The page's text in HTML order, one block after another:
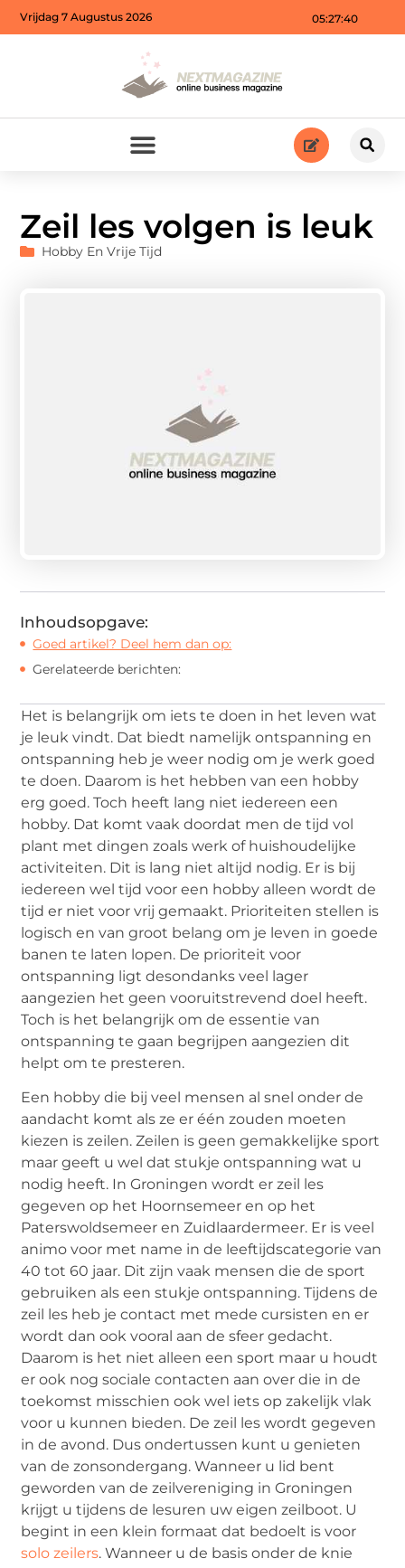
05:27:40
Vrijdag 7 Augustus 2026
Zeil les volgen is leuk
Hobby En Vrije Tijd
Inhoudsopgave:
Goed artikel? Deel hem dan op:
Gerelateerde berichten:
Het is belangrijk om iets te doen in het leven wat
je leuk vindt. Dat biedt namelijk ontspanning en
ontspanning heb je weer nodig om je werk goed
te doen. Daarom is het hebben van een hobby
erg goed. Toch heeft lang niet iedereen een
hobby. Dat komt vaak doordat men de tijd vol
plant met dingen zoals werk of huishoudelijke
activiteiten. Dit is lang niet altijd nodig. Er is bij
iedereen wel tijd voor een hobby alleen wordt de
tijd er niet voor vrij gemaakt. Prioriteiten stellen is
logisch en van groot belang om je leven in goede
banen te laten lopen. De prioriteit voor
ontspanning ligt desondanks veel lager
aangezien het geen vooruitstrevend doel heeft.
Toch is het belangrijk om de essentie van
ontspanning te gaan begrijpen aangezien dit
helpt om te presteren.
Een hobby die bij veel mensen al snel onder de
aandacht komt als ze er één zouden moeten
kiezen is zeilen. Zeilen is geen gemakkelijke sport
maar geeft u wel dat stukje ontspanning wat u
nodig heeft. In Groningen wordt er zeil les
gegeven op het Hoornsemeer en op het
Paterswoldsemeer en Zuidlaardermeer. Er is veel
animo voor met name in de leeftijdscategorie van
40 tot 60 jaar. Dit zijn vaak mensen die de sport
gebruiken als een stukje ontspanning. Tijdens de
zeil les heb je contact met mede cursisten en er
wordt dan ook vooral aan de sfeer gedacht.
Daarom is het niet alleen een sport maar u houdt
er ook nog sociale contacten aan over die in de
toekomst misschien ook wel iets op zakelijk vlak
voor u kunnen bieden. De zeil les wordt gegeven
in de avond. Dus ondertussen kunt u genieten
van de zonsondergang. Wanneer u lid bent
geworden van de zeilvereniging in Groningen
krijgt u tijdens de lesuren uw eigen zeilboot. U
begint in een klein formaat dat bedoelt is voor
solo zeilers. Wanneer u de basis onder de knie